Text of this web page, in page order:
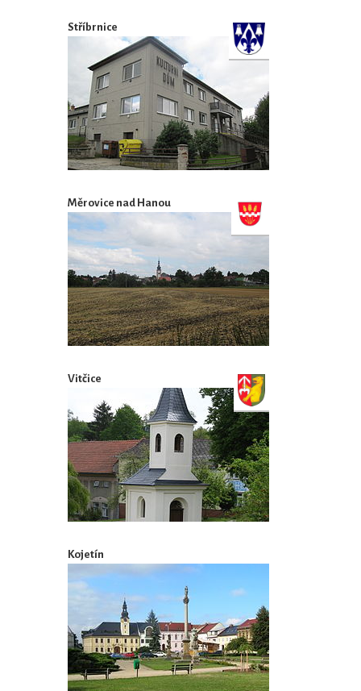
Stříbrnice
Měrovice nad Hanou
Vitčice
Kojetín